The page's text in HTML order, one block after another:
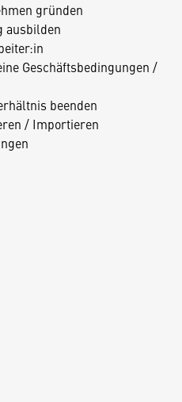
gründen
ausbilden
Geschäftsbedingungen /
beenden
/ Importieren